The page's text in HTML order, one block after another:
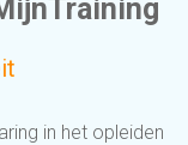
in het opleiden